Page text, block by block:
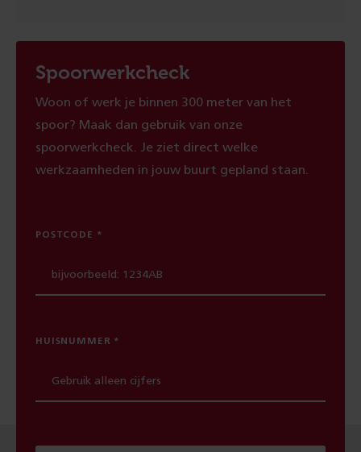
Spoorwerkcheck
Woon of werk je binnen 300 meter van het
spoor? Maak dan gebruik van onze
spoorwerkcheck. Je ziet direct welke
werkzaamheden in jouw buurt gepland staan.
POSTCODE
HUISNUMMER